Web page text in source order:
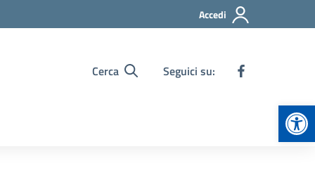
Accedi
Cerca Seguici su: